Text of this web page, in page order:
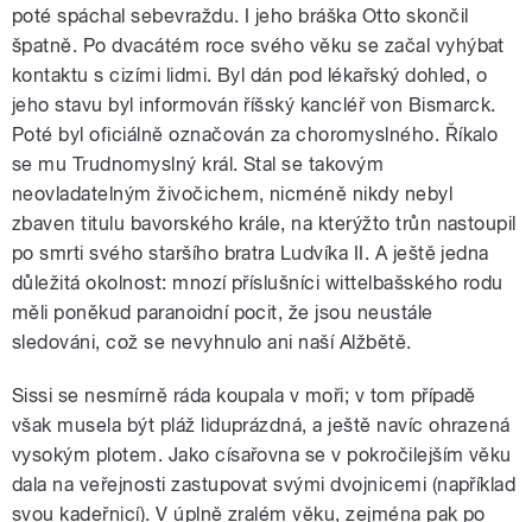
poté spáchal sebevraždu. I jeho bráška Otto skončil
špatně. Po dvacátém roce svého věku se začal vyhýbat
kontaktu s cizími lidmi. Byl dán pod lékařský dohled, o
jeho stavu byl informován říšský kancléř von Bismarck.
Poté byl oficiálně označován za choromyslného. Říkalo
se mu Trudnomyslný král. Stal se takovým
neovladatelným živočichem, nicméně nikdy nebyl
zbaven titulu bavorského krále, na kterýžto trůn nastoupil
po smrti svého staršího bratra Ludvíka II. A ještě jedna
důležitá okolnost: mnozí příslušníci wittelbašského rodu
měli poněkud paranoidní pocit, že jsou neustále
sledováni, což se nevyhnulo ani naší Alžbětě.
Sissi se nesmírně ráda koupala v moři; v tom případě
však musela být pláž liduprázdná, a ještě navíc ohrazená
vysokým plotem. Jako císařovna se v pokročilejším věku
dala na veřejnosti zastupovat svými dvojnicemi (například
svou kadeřnicí). V úplně zralém věku, zejména pak po